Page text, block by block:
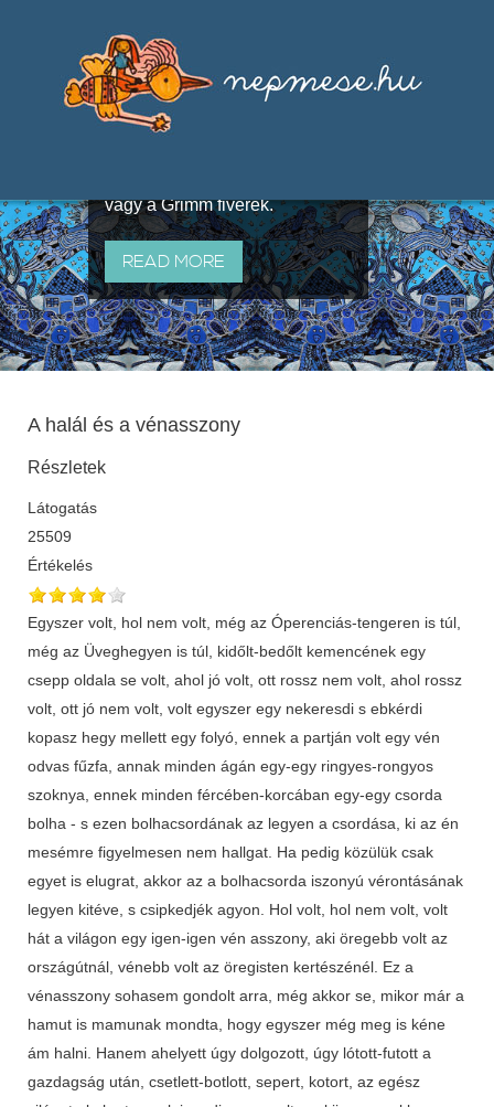
útján terjedő elbeszélésekből,
melyeket olyan ismert gyűjtők
állítottak össze, mint Benedek
vagy a Grimm fivérek.
READ MORE
A halál és a vénasszony
Részletek
Látogatás
25509
Értékelés
Egyszer volt, hol nem volt, még az Óperenciás-tengeren is túl,
még az Üveghegyen is túl, kidőlt-bedőlt kemencének egy
csepp oldala se volt, ahol jó volt, ott rossz nem volt, ahol rossz
volt, ott jó nem volt, volt egyszer egy nekeresdi s ebkérdi
kopasz hegy mellett egy folyó, ennek a partján volt egy vén
odvas fűzfa, annak minden ágán egy-egy ringyes-rongyos
szoknya, ennek minden fércében-korcában egy-egy csorda
bolha - s ezen bolhacsordának az legyen a csordása, ki az én
mesémre figyelmesen nem hallgat. Ha pedig közülük csak
egyet is elugrat, akkor az a bolhacsorda iszonyú vérontásának
legyen kitéve, s csipkedjék agyon. Hol volt, hol nem volt, volt
hát a világon egy igen-igen vén asszony, aki öregebb volt az
országútnál, vénebb volt az öregisten kertészénél. Ez a
vénasszony sohasem gondolt arra, még akkor se, mikor már a
hamut is mamunak mondta, hogy egyszer még meg is kéne
ám halni. Hanem ahelyett úgy dolgozott, úgy lótott-futott a
gazdagság után, csetlett-botlott, sepert, kotort, az egész